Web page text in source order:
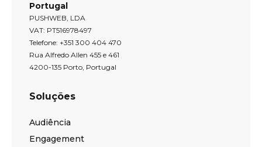
Portugal
PUSHWEB, LDA
VAT: PT516978497
Telefone: +351 300 404 470
Rua Alfredo Allen 455 e 461
4200-135 Porto, Portugal
Soluções
Audiência
Engagement